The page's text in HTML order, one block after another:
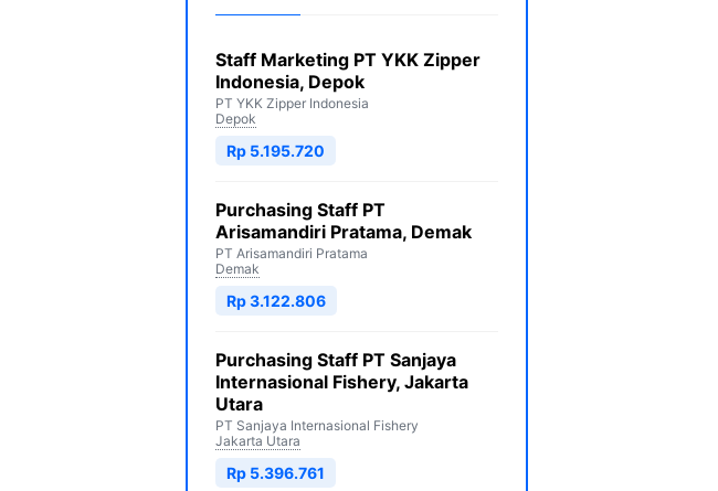
Staff Marketing PT YKK Zipper
Indonesia, Depok
PT YKK Zipper Indonesia
Depok
Rp 5.195.720
Purchasing Staff PT
Arisamandiri Pratama, Demak
PT Arisamandiri Pratama
Demak
Rp 3.122.806
Purchasing Staff PT Sanjaya
Internasional Fishery, Jakarta
Utara
PT Sanjaya Internasional Fishery
Jakarta Utara
Rp 5.396.761